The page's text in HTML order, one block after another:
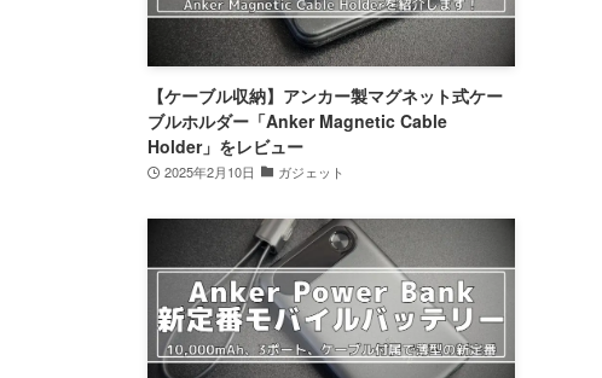
【ケーブル収納】アンカー製マグネット式ケー
ブルホルダー「Anker Magnetic Cable
Holder」をレビュー
2025年2月10日 ガジェット